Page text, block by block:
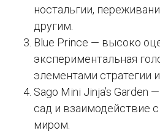
ностальгии,
другим.
Blue Prince — высоко
экспериментальная
элементами стратегии и
Sago Mini Jinja’s Garden
сад и взаимодействие
миром.